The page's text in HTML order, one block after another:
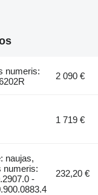
numeris:
2 090 €
1 719 €
naujas,
numeris:
-
232,20 €